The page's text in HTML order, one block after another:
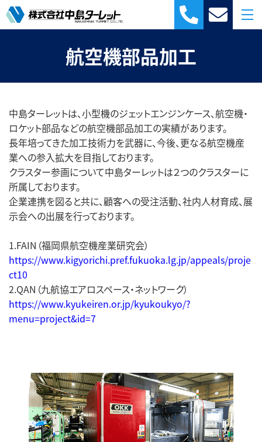
航空機部品加工
中島ターレットは、小型機のジェットエンジンケース、航空機・
ロケット部品などの航空機部品加工の実績があります。
長年培ってきた加工技術力を武器に、今後、更なる航空機産
業への参入拡大を目指しております。
クラスター参画について中島ターレットは２つのクラスターに
所属しております。
企業連携を図ると共に、顧客への受注活動、社内人材育成、展
示会への出展を行っております。
1.FAIN（福岡県航空機産業研究会）
https://www.kigyorichi.pref.fukuoka.lg.jp/appeals/proje
ct10
2.QAN（九航協エアロスペース・ネットワーク）
https://www.kyukeiren.or.jp/kyukoukyo/?
menu=project&id=7